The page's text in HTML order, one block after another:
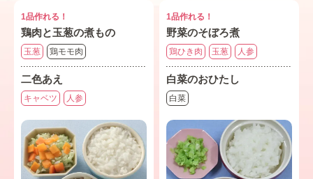
1品作れる！
鶏肉と玉葱の煮もの
玉葱 鶏モモ肉
二色あえ
キャベツ 人参
1品作れる！
野菜のそぼろ煮
鶏ひき肉 玉葱 人参
白菜のおひたし
白菜